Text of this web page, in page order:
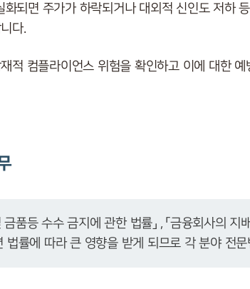
되면 주가가 하락되거나 대외적 신인도 저하
다.
적 컴플라이언스 위험을 확인하고 이에 대한 예
품등 수수 금지에 관한 법률」 , 「금융회사의 지
법률에 따라 큰 영향을 받게 되므로 각 분야 전